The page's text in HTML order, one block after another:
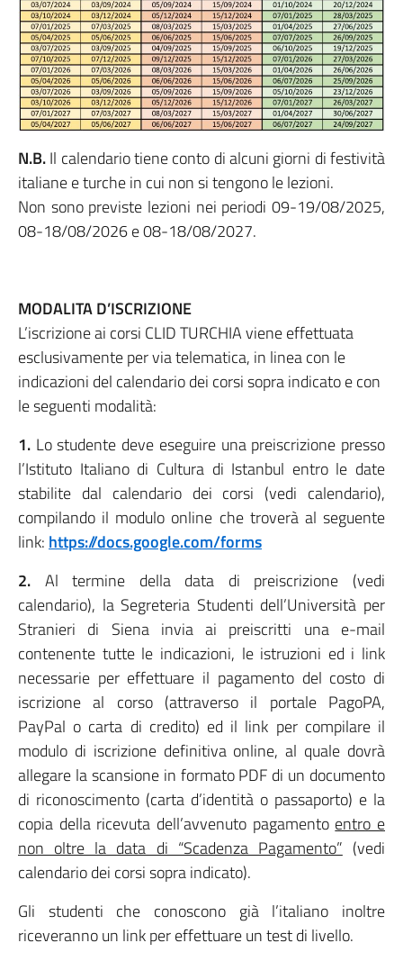
N.B.Il calendario tiene conto di alcuni giorni di festività
italiane e turche in cui non si tengono le lezioni.
Non sono previste lezioni nei periodi 09-19/08/2025,
08-18/08/2026 e 08-18/08/2027.
MODALITA D’ISCRIZIONE
L’iscrizione ai corsi CLID TURCHIA viene effettuata
esclusivamente per via telematica, in linea con le
indicazioni del calendario dei corsi sopra indicato e con
le seguenti modalità:
1. Lo studente deve eseguire una preiscrizione presso
l’Istituto Italiano di Cultura di Istanbul entro le date
stabilite dal calendario dei corsi (vedi calendario),
compilando il modulo online che troverà al seguente
link:https://docs.google.com/forms
2. Al termine della data di preiscrizione (vedi
calendario), la Segreteria Studenti dell’Università per
Stranieri di Siena invia ai preiscritti una e-mail
contenente tutte le indicazioni, le istruzioni ed i link
necessarie per effettuare il pagamento del costo di
iscrizione al corso (attraverso il portale PagoPA,
PayPal o carta di credito) ed il link per compilare il
modulo di iscrizione definitiva online, al quale dovrà
allegare la scansione in formato PDF di un documento
di riconoscimento (carta d’identità o passaporto) e la
copia della ricevuta dell’avvenuto pagamentoentro e
non oltre la data di “Scadenza Pagamento”(vedi
calendario dei corsi sopra indicato).
Gli studenti che conoscono già l’italiano inoltre
riceveranno un link per effettuare un test di livello.